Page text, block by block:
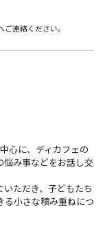
連絡ください。
心に、ディカフェの
悩み事などをお話し交
ただき、子どもたち
る小さな積み重ねにつ